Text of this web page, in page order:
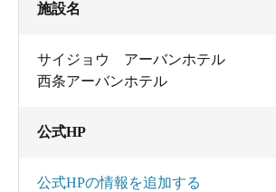
施設名
サイジョウ アーバンホテル
西条アーバンホテル
公式HP
公式HPの情報を追加する